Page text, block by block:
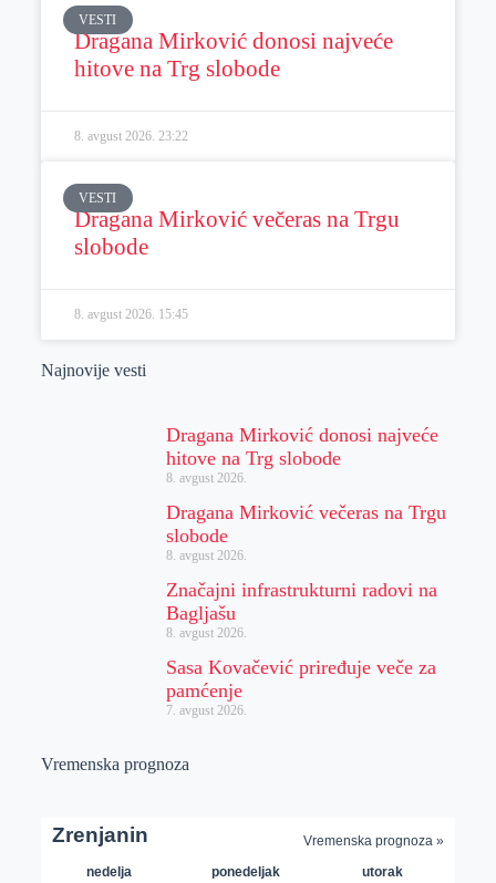
VESTI
Dragana Mirković donosi najveće
hitove na Trg slobode
8. avgust 2026. 23:22
VESTI
Dragana Mirković večeras na Trgu
slobode
8. avgust 2026. 15:45
Najnovije vesti
Dragana Mirković donosi najveće
hitove na Trg slobode
8. avgust 2026.
Dragana Mirković večeras na Trgu
slobode
8. avgust 2026.
Značajni infrastrukturni radovi na
Bagljašu
8. avgust 2026.
Sasa Kovačević priređuje veče za
pamćenje
7. avgust 2026.
Vremenska prognoza